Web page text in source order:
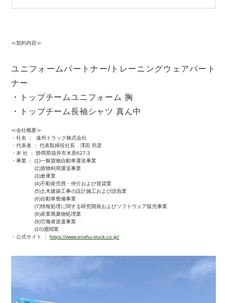
≪契約内容≫
ユニフォームパートナー/トレーニングウェアパート
ナー
・トップチームユニフォーム 胸
・トップチーム長袖シャツ 真ん中
≪会社概要≫
・社名 ： 遠州トラック株式会社
・代表者 ： 代表取締役社長 澤田 邦彦
・本 社 ： 静岡県袋井市木原627-3
・事業 ： (1)一般貨物自動車運送事業
(2)貨物利用運送事業
(3)倉庫業
(4)不動産売買・仲介および賃貸業
(5)土木建築工事の設計施工および請負業
(6)自動車整備事業
(7)情報処理に関する研究開発およびソフトウェア販売事業
(8)産業廃棄物処理業
(9)労働者派遣事業
(10)通関業
・公式サイト ： https://www.enshu-truck.co.jp/